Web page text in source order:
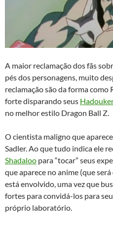
A maior reclamação dos fãs
pés dos personagens, muito
reclamação são da forma
forte disparando seus
no melhor estilo Dragon Ball Z.
O cientista maligno que
Sadler. Ao que tudo indica ele
Shadaloo para “tocar” seus
que aparece no anime (que
está envolvido, uma vez que
fortes para convidá-los para
próprio laboratório.